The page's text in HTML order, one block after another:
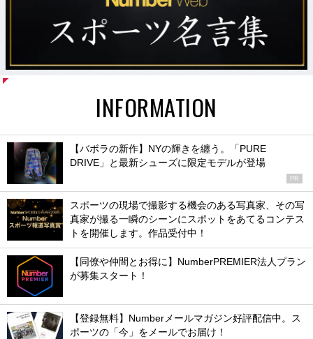
INFORMATION
【バボラの新作】NYの輝きを纏う。「PURE
DRIVE」と最新シューズに限定モデルが登場
PR
スポーツの現場で撮影する機会のある写真家、その写
真家が撮る一瞬のシーンにスポットをあてるコンテス
トを開催します。作品受付中！
【同僚や仲間とお得に】NumberPREMIER法人プラン
が募集スタート！
【登録無料】Numberメールマガジン好評配信中。ス
ポーツの「今」をメールでお届け！